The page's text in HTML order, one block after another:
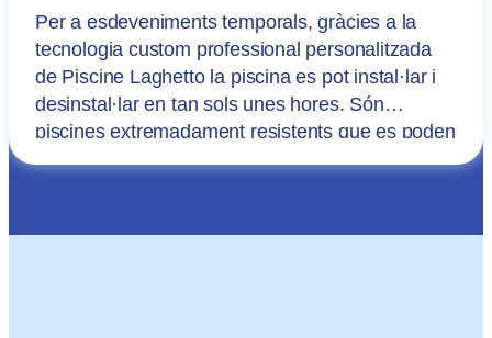
Per a esdeveniments temporals, gràcies a la
tecnologia custom professional personalitzada
de Piscine Laghetto la piscina es pot instal·lar i
desinstal·lar en tan sols unes hores. Són
piscines extremadament resistents que es poden
utilitzar per a una infinitat d’activitats sense